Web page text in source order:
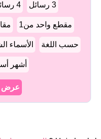
3 رسائل 4 رسائل
مقطع واحد من1
حسب اللغة الأسماء
أشهر
عرض